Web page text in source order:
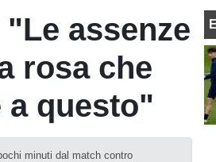
assenze
rosa che
a questo"
minuti dal match contro